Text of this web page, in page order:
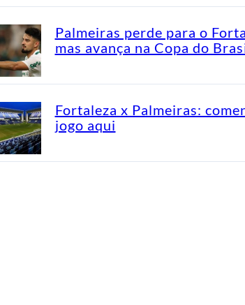
Palmeiras perde para o
mas avança na Copa do
Fortaleza x Palmeiras:
jogo aqui